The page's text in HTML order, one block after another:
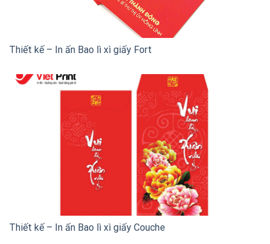
Thiết kế – In ấn Bao lì xì giấy Fort
Thiết kế – In ấn Bao lì xì giấy Couche